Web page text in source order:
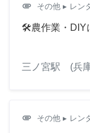
attachment その他 ▸ レン
🛠️農作業・DIY
三ノ宮駅 (兵
attachment その他 ▸ レン